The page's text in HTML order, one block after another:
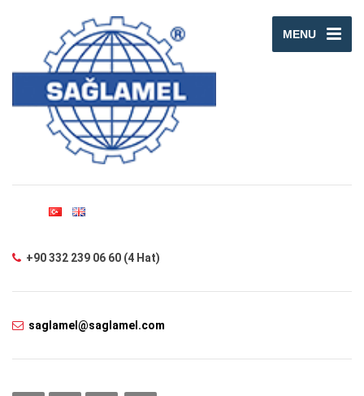
MENU
+90 332 239 06 60 (4 Hat)
saglamel@saglamel.com